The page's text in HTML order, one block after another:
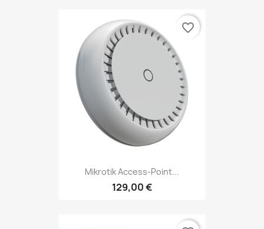
Mikrotik Access-Point...
129,00 €
favorite_border